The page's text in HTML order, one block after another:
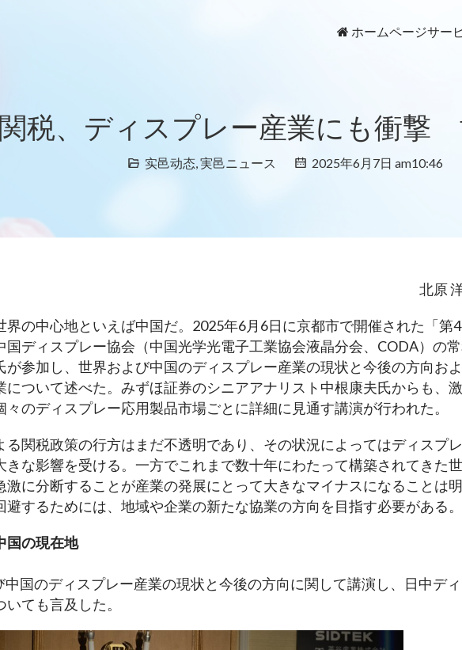
ホームページサー
税、ディスプレー産業にも衝撃
实邑动态, 実邑ニュース 2025年6月7日 am10:46
北原
界の中心地といえば中国だ。2025年6月6日に京都市で開催された「第
国ディスプレー協会（中国光学光電子工業協会液晶分会、CODA）の
参加し、世界および中国のディスプレー産業の現状と今後の方向お
について述べた。みずほ証券のシニアアナリスト中根康夫氏からも、
のディスプレー応用製品市場ごとに詳細に見通す講演が行われた。
る関税政策の行方はまだ不透明であり、その状況によってはディスプ
きな影響を受ける。一方でこれまで数十年にわたって構築されてきた
激に分断することが産業の発展にとって大きなマイナスになることは
避するためには、地域や企業の新たな協業の方向を目指す必要がある。
国の現在地
国のディスプレー産業の現状と今後の方向に関して講演し、日中デ
ても言及した。